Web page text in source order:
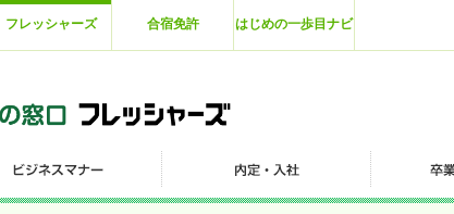
フレッシャーズ 合宿免許 はじめの一歩目ナビ